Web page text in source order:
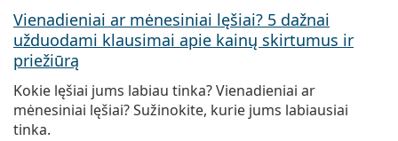
Vienadieniai ar mėnesiniai lęšiai? 5 dažnai
užduodami klausimai apie kainų skirtumus ir
priežiūrą
Kokie lęšiai jums labiau tinka? Vienadieniai ar
mėnesiniai lęšiai? Sužinokite, kurie jums labiausiai
tinka.